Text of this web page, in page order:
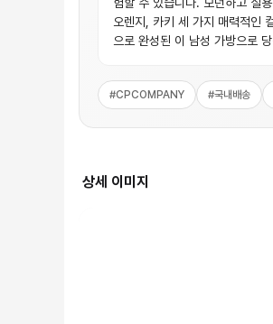
오렌지, 카키 세 가지 매력적인
으로 완성된 이 남성 가방으로
#CPCOMPANY #국내배송
상세 이미지